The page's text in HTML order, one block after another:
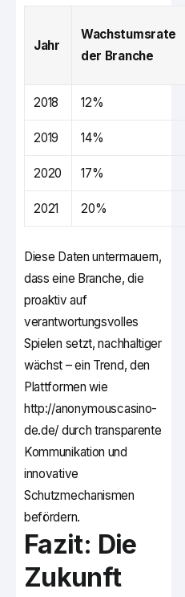
Jahr
Wachstumsrate
der Branche
2018 12%
2019 14%
2020 17%
2021 20%
Diese Daten untermauern,
dass eine Branche, die
proaktiv auf
verantwortungsvolles
Spielen setzt, nachhaltiger
wächst – ein Trend, den
Plattformen wie
http://anonymouscasino-
de.de/ durch transparente
Kommunikation und
innovative
Schutzmechanismen
befördern.
Fazit: Die
Zukunft